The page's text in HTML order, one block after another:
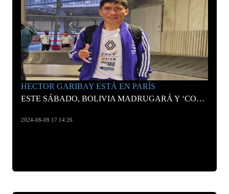
HECTOR GARIBAY ESTÁ EN PARÍS
ESTE SÁBADO, BOLIVIA MADRUGARÁ Y ‘CORRERÁ’ CON ÉL
2024-08-09 17:14:26